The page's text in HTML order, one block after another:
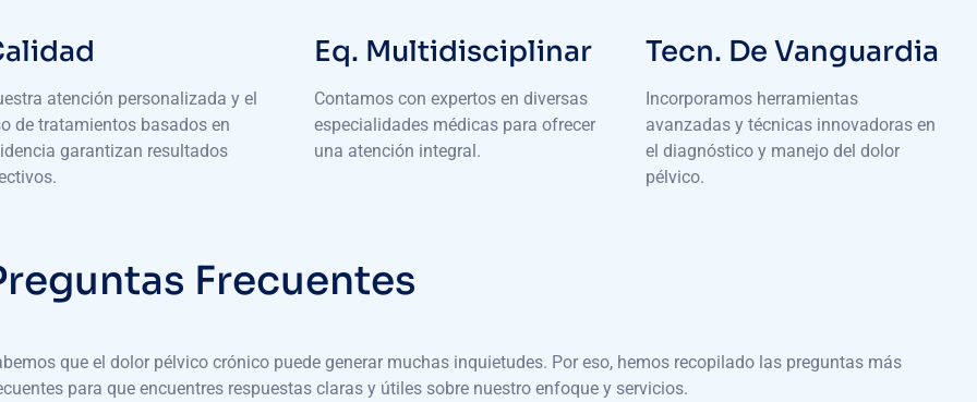
atención personalizada y el
de tratamientos basados en
garantizan resultados
Eq. Multidisciplinar
Contamos con expertos en diversas
especialidades médicas para ofrecer
una atención integral.
Tecn. De Vanguardia
Incorporamos herramientas
avanzadas y técnicas innovadoras en
el diagnóstico y manejo del dolor
pélvico.
reguntas Frecuentes
que el dolor pélvico crónico puede generar muchas inquietudes. Por eso, hemos recopilado las preguntas más
para que encuentres respuestas claras y útiles sobre nuestro enfoque y servicios.